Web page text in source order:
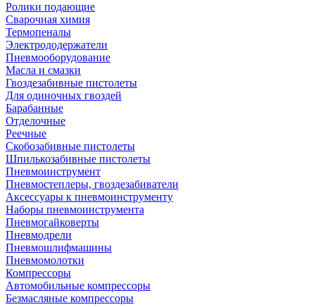
Ролики подающие
Сварочная химия
Термопеналы
Электрододержатели
Пневмооборудование
Масла и смазки
Гвоздезабивные пистолеты
Для одиночных гвоздей
Барабанные
Отделочные
Реечные
Скобозабивные пистолеты
Шпилькозабивные пистолеты
Пневмоинструмент
Пневмостеплеры, гвоздезабиватели
Аксессуары к пневмоинструменту
Наборы пневмоинструмента
Пневмогайковерты
Пневмодрели
Пневмошлифмашины
Пневмомолотки
Компрессоры
Автомобильные компрессоры
Безмасляные компрессоры